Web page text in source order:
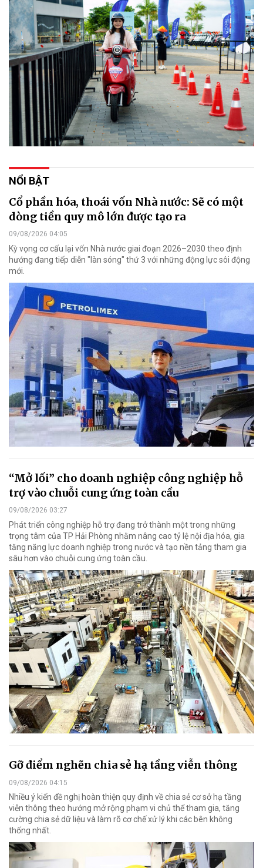
NỔI BẬT
Cổ phần hóa, thoái vốn Nhà nước: Sẽ có một
dòng tiền quy mô lớn được tạo ra
09/08/2026 04:05
Kỳ vọng cơ cấu lại vốn Nhà nước giai đoạn 2026–2030 theo định
hướng đang tiếp diễn "làn sóng" thứ 3 với những động lực sôi động
mới.
“Mở lối” cho doanh nghiệp công nghiệp hỗ
trợ vào chuỗi cung ứng toàn cầu
09/08/2026 03:27
Phát triển công nghiệp hỗ trợ đang trở thành một trong những
trọng tâm của TP Hải Phòng nhằm nâng cao tỷ lệ nội địa hóa, gia
tăng năng lực doanh nghiệp trong nước và tạo nền tảng tham gia
sâu hơn vào chuỗi cung ứng toàn cầu.
Gỡ điểm nghẽn chia sẻ hạ tầng viễn thông
09/08/2026 04:15
Nhiều ý kiến đề nghị hoàn thiện quy định về chia sẻ cơ sở hạ tầng
viễn thông theo hướng mở rộng phạm vi chủ thể tham gia, tăng
cường chia sẻ dữ liệu và làm rõ cơ chế xử lý khi các bên không
thống nhất.